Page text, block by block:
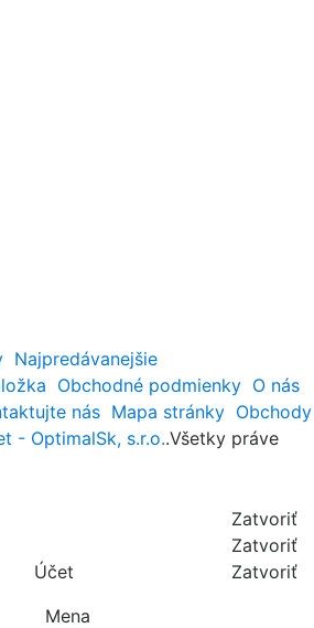
Najpredávanejšie
Obchodné podmienky O nás
nás Mapa stránky Obchody
- OptimalSk, s.r.o..Všetky práve
Zatvoriť
Zatvoriť
Účet
Zatvoriť
Mena